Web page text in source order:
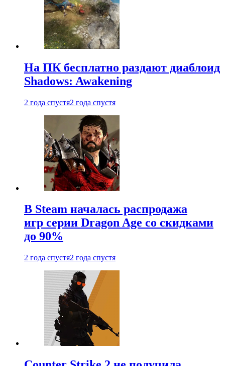
На ПК бесплатно раздают диаблоид
Shadows: Awakening
2 года спустя2 года спустя
В Steam началась распродажа
игр серии Dragon Age со скидками
до 90%
2 года спустя2 года спустя